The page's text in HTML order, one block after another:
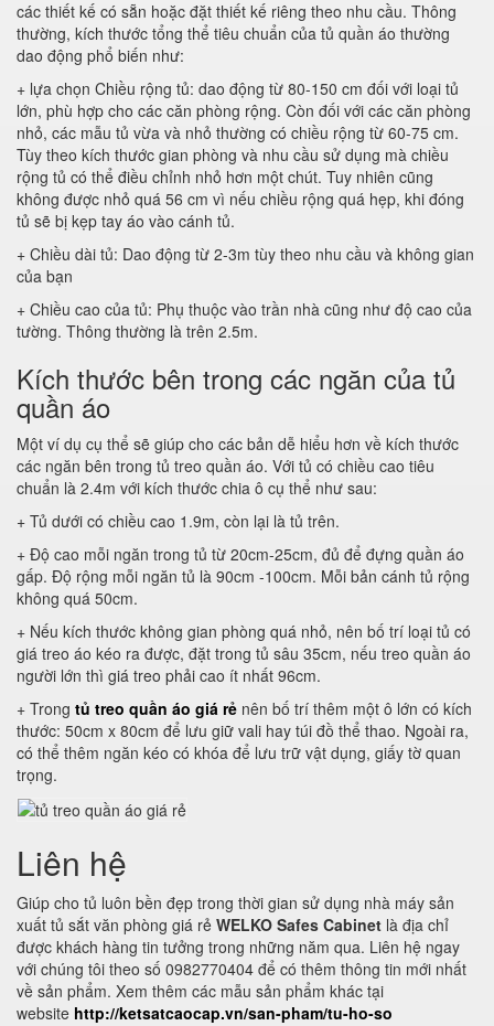
các thiết kế có sẵn hoặc đặt thiết kế riêng theo nhu cầu. Thông
thường, kích thước tổng thể tiêu chuẩn của tủ quần áo thường
dao động phổ biến như:
+ lựa chọn Chiều rộng tủ: dao động từ 80-150 cm đối với loại tủ
lớn, phù hợp cho các căn phòng rộng. Còn đối với các căn phòng
nhỏ, các mẫu tủ vừa và nhỏ thường có chiều rộng từ 60-75 cm.
Tùy theo kích thước gian phòng và nhu cầu sử dụng mà chiều
rộng tủ có thể điều chỉnh nhỏ hơn một chút. Tuy nhiên cũng
không được nhỏ quá 56 cm vì nếu chiều rộng quá hẹp, khi đóng
tủ sẽ bị kẹp tay áo vào cánh tủ.
+ Chiều dài tủ: Dao động từ 2-3m tùy theo nhu cầu và không gian
của bạn
+ Chiều cao của tủ: Phụ thuộc vào trần nhà cũng như độ cao của
tường. Thông thường là trên 2.5m.
Kích thước bên trong các ngăn của tủ
quần áo
Một ví dụ cụ thể sẽ giúp cho các bản dễ hiểu hơn về kích thước
các ngăn bên trong tủ treo quần áo. Với tủ có chiều cao tiêu
chuẩn là 2.4m với kích thước chia ô cụ thể như sau:
+ Tủ dưới có chiều cao 1.9m, còn lại là tủ trên.
+ Độ cao mỗi ngăn trong tủ từ 20cm-25cm, đủ để đựng quần áo
gấp. Độ rộng mỗi ngăn tủ là 90cm -100cm. Mỗi bản cánh tủ rộng
không quá 50cm.
+ Nếu kích thước không gian phòng quá nhỏ, nên bố trí loại tủ có
giá treo áo kéo ra được, đặt trong tủ sâu 35cm, nếu treo quần áo
người lớn thì giá treo phải cao ít nhất 96cm.
+ Trong tủ treo quần áo giá rẻ nên bố trí thêm một ô lớn có kích
thước: 50cm x 80cm để lưu giữ vali hay túi đồ thể thao. Ngoài ra,
có thể thêm ngăn kéo có khóa để lưu trữ vật dụng, giấy tờ quan
trọng.
Liên hệ
Giúp cho tủ luôn bền đẹp trong thời gian sử dụng nhà máy sản
xuất tủ sắt văn phòng giá rẻ WELKO Safes Cabinet là địa chỉ
được khách hàng tin tưởng trong những năm qua. Liên hệ ngay
với chúng tôi theo số 0982770404 để có thêm thông tin mới nhất
về sản phẩm. Xem thêm các mẫu sản phẩm khác tại
website http://ketsatcaocap.vn/san-pham/tu-ho-so